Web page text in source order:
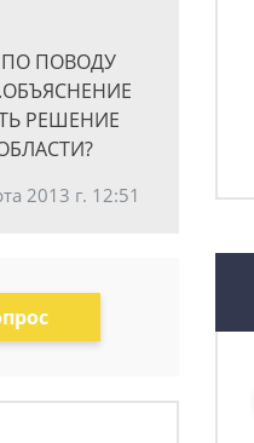
ПОВОДУ
РЕШЕНИЕ
2013 г. 12:51